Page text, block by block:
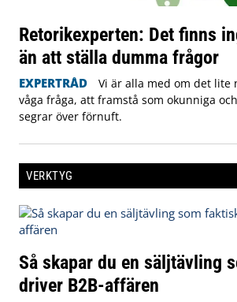
Retorikexperten: Det finns
än att ställa dumma frågor
EXPERTRÅD
Vi är alla med om det lite
våga fråga, att framstå som okunniga
segrar över förnuft.
VERKTYG
Så skapar du en säljtävling
driver B2B-affären